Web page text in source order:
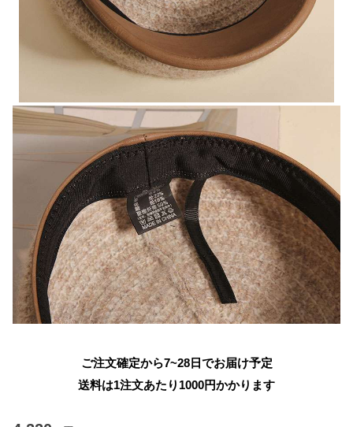
ご注文確定から7~28日でお届け予定
送料は1注文あたり 1000円かかります